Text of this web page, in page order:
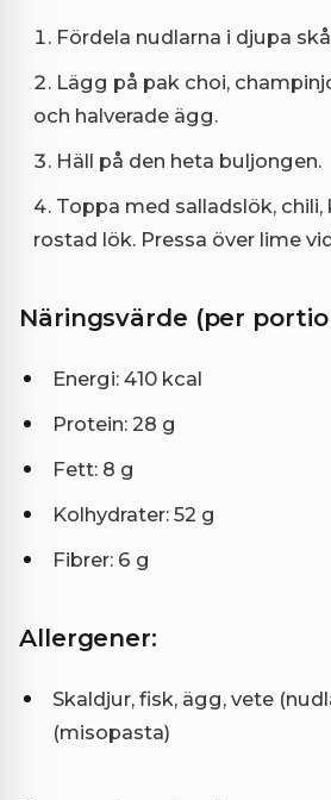
Fördela nudlarna i djupa
Lägg på pak choi,
och halverade ägg.
Häll på den heta buljongen.
Toppa med salladslök, chili,
rostad lök. Pressa över lime
Näringsvärde (per
Energi: 410 kcal
Protein: 28 g
Fett: 8 g
Kolhydrater: 52 g
Fibrer: 6 g
Allergener:
Skaldjur, fisk, ägg, vete
(misopasta)